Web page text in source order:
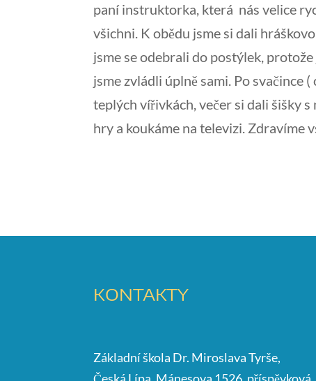
paní instruktorka, která nás velice
všichni. K obědu jsme si dali
jsme se odebrali do postýlek,
jsme zvládli úplně sami. Po svačince
teplých vířivkách, večer si dali šišky
hry a koukáme na televizi. Zdravíme
KONTAKTY
Základní škola Dr. Miroslava Tyrše,
Česká Lípa, Mánesova 1526, příspěvková